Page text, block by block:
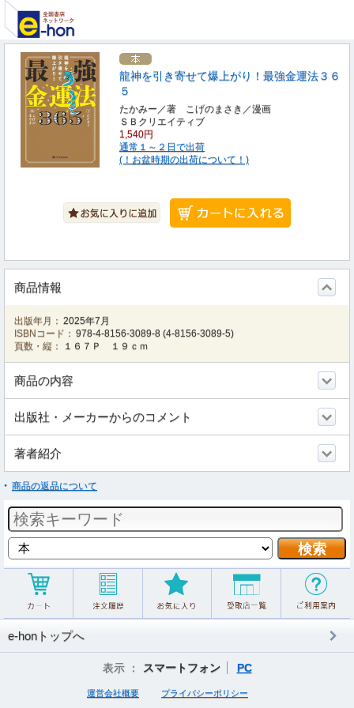
龍神を引き寄せて爆上がり！最強金運法３６
５
たかみー／著 こげのまさき／漫画
ＳＢクリエイティブ
1,540円
通常１～２日で出荷
(！お盆時期の出荷について！)
商品情報
出版年月： 2025年7月
ISBNコード： 978-4-8156-3089-8 (4-8156-3089-5)
頁数・縦：
１６７Ｐ １９ｃｍ
商品の内容
出版社・メーカーからのコメント
著者紹介
商品の返品について
e-honトップへ
表示 ： スマートフォン PC
運営会社概要 プライバシーポリシー